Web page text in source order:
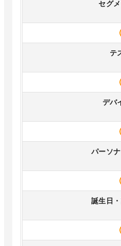
セグ
テ
デバ
パーソ
誕生日